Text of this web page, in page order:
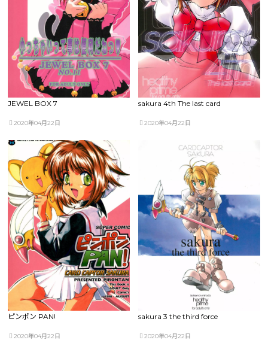
JEWEL BOX 7
2020年04月22日
sakura 4th The last card
2020年04月22日
ピンポン PAN!
2020年04月22日
sakura 3 the third force
2020年04月22日